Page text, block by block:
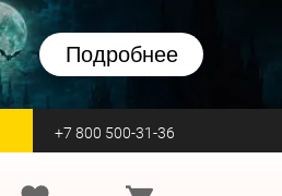
Подробнее
+7 800 500-31-36